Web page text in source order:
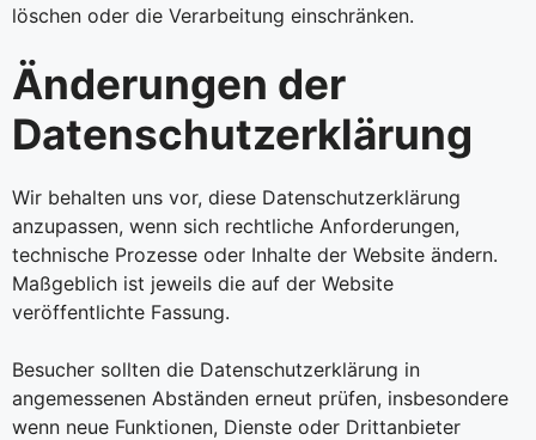
löschen oder die Verarbeitung einschränken.
Änderungen der
Datenschutzerklärung
Wir behalten uns vor, diese Datenschutzerklärung
anzupassen, wenn sich rechtliche Anforderungen,
technische Prozesse oder Inhalte der Website ändern.
Maßgeblich ist jeweils die auf der Website
veröffentlichte Fassung.
Besucher sollten die Datenschutzerklärung in
angemessenen Abständen erneut prüfen, insbesondere
wenn neue Funktionen, Dienste oder Drittanbieter